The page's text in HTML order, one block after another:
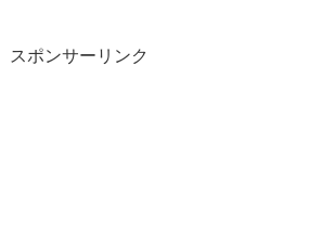
スポンサーリンク